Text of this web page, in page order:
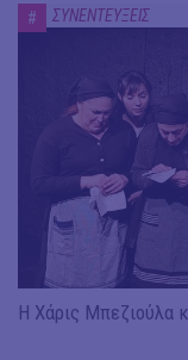
# ΣΥΝΕΝΤΕΥΞΕΙΣ
Η Χάρις Μπεζιούλα